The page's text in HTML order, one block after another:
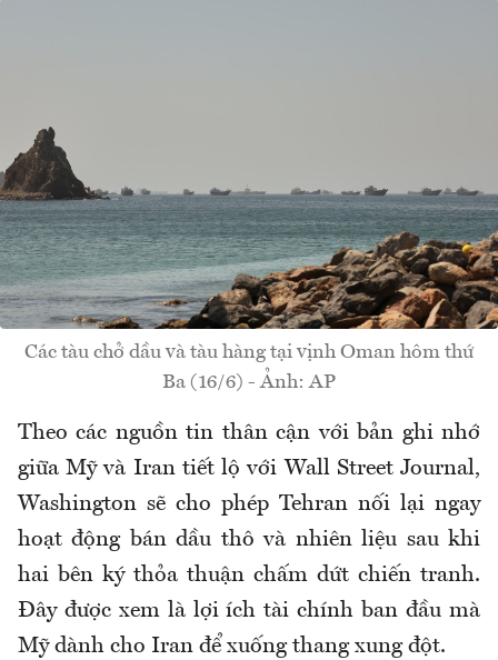
Các tàu chở dầu và tàu hàng tại vịnh Oman hôm thứ
Ba (16/6) - Ảnh: AP
Theo các nguồn tin thân cận với bản ghi nhớ
giữa Mỹ và Iran tiết lộ với Wall Street Journal,
Washington sẽ cho phép Tehran nối lại ngay
hoạt động bán dầu thô và nhiên liệu sau khi
hai bên ký thỏa thuận chấm dứt chiến tranh.
Đây được xem là lợi ích tài chính ban đầu mà
Mỹ dành cho Iran để xuống thang xung đột.